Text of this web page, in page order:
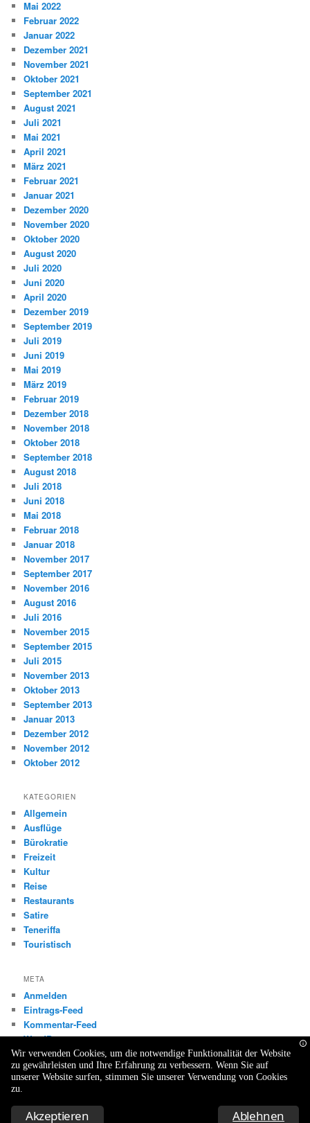
Mai 2022
Februar 2022
Januar 2022
Dezember 2021
November 2021
Oktober 2021
September 2021
August 2021
Juli 2021
Mai 2021
April 2021
März 2021
Februar 2021
Januar 2021
Dezember 2020
November 2020
Oktober 2020
August 2020
Juli 2020
Juni 2020
April 2020
Dezember 2019
September 2019
Juli 2019
Juni 2019
Mai 2019
März 2019
Februar 2019
Dezember 2018
November 2018
Oktober 2018
September 2018
August 2018
Juli 2018
Juni 2018
Mai 2018
Februar 2018
Januar 2018
November 2017
September 2017
November 2016
August 2016
Juli 2016
November 2015
September 2015
Juli 2015
November 2013
Oktober 2013
September 2013
Januar 2013
Dezember 2012
November 2012
Oktober 2012
KATEGORIEN
Allgemein
Ausflüge
Bürokratie
Freizeit
Kultur
Reise
Restaurants
Satire
Teneriffa
Touristisch
META
Anmelden
Eintrags-Feed
Kommentar-Feed
WordPress.org
Wir verwenden Cookies, um die notwendige Funktionalität der Website
zu gewährleisten und Ihre Erfahrung zu verbessern. Wenn Sie auf
unserer Website surfen, stimmen Sie unserer Verwendung von Cookies
zu.
Akzeptieren Ablehnen